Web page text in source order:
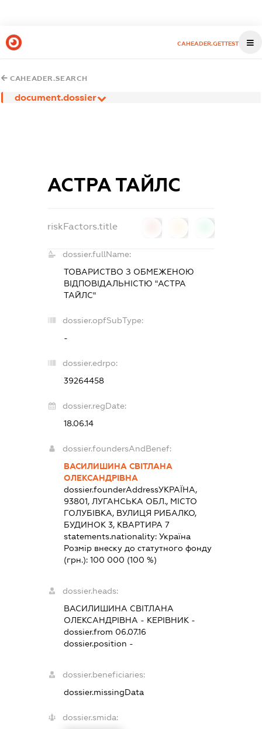
CAHEADER.GETTEST
CAHEADER.SEARCH
document.dossier
АСТРА ТАЙЛС
riskFactors.title
dossier.fullName:
ТОВАРИСТВО З ОБМЕЖЕНОЮ
ВІДПОВІДАЛЬНІСТЮ "АСТРА
ТАЙЛС"
dossier.opfSubType:
-
dossier.edrpo:
39264458
dossier.regDate:
18.06.14
dossier.foundersAndBenef:
ВАСИЛИШИНА СВІТЛАНА
ОЛЕКСАНДРІВНА
dossier.founderAddressУКРАЇНА,
93801, ЛУГАНСЬКА ОБЛ., МІСТО
ГОЛУБІВКА, ВУЛИЦЯ РИБАЛКО,
БУДИНОК 3, КВАРТИРА 7
statements.nationality: Україна
Розмір внеску до статутного фонду
(грн.): 100 000 (100 %)
dossier.heads:
ВАСИЛИШИНА СВІТЛАНА
ОЛЕКСАНДРІВНА - КЕРІВНИК-
dossier.from 06.07.16
dossier.position -
dossier.beneficiaries:
dossier.missingData
dossier.smida: